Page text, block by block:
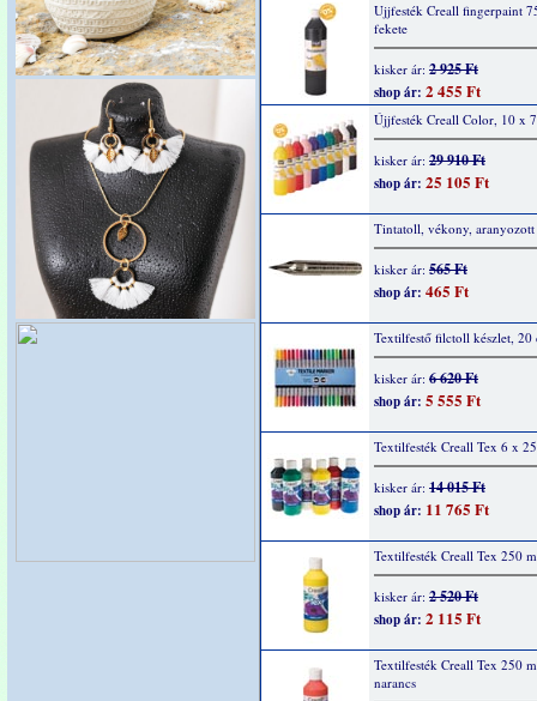
Ujjfesték Creall fingerpaint
fekete
kisker ár: 2 925 Ft
shop ár: 2 455 Ft
Újjfesték Creall Color, 10 x
kisker ár: 29 910 Ft
shop ár: 25 105 Ft
Tintatoll, vékony, aranyozott
kisker ár: 565 Ft
shop ár: 465 Ft
Textilfestő filctoll készlet, 20
kisker ár: 6 620 Ft
shop ár: 5 555 Ft
Textilfesték Creall Tex 6 x
kisker ár: 14 015 Ft
shop ár: 11 765 Ft
Textilfesték Creall Tex 250
kisker ár: 2 520 Ft
shop ár: 2 115 Ft
Textilfesték Creall Tex 250
narancs